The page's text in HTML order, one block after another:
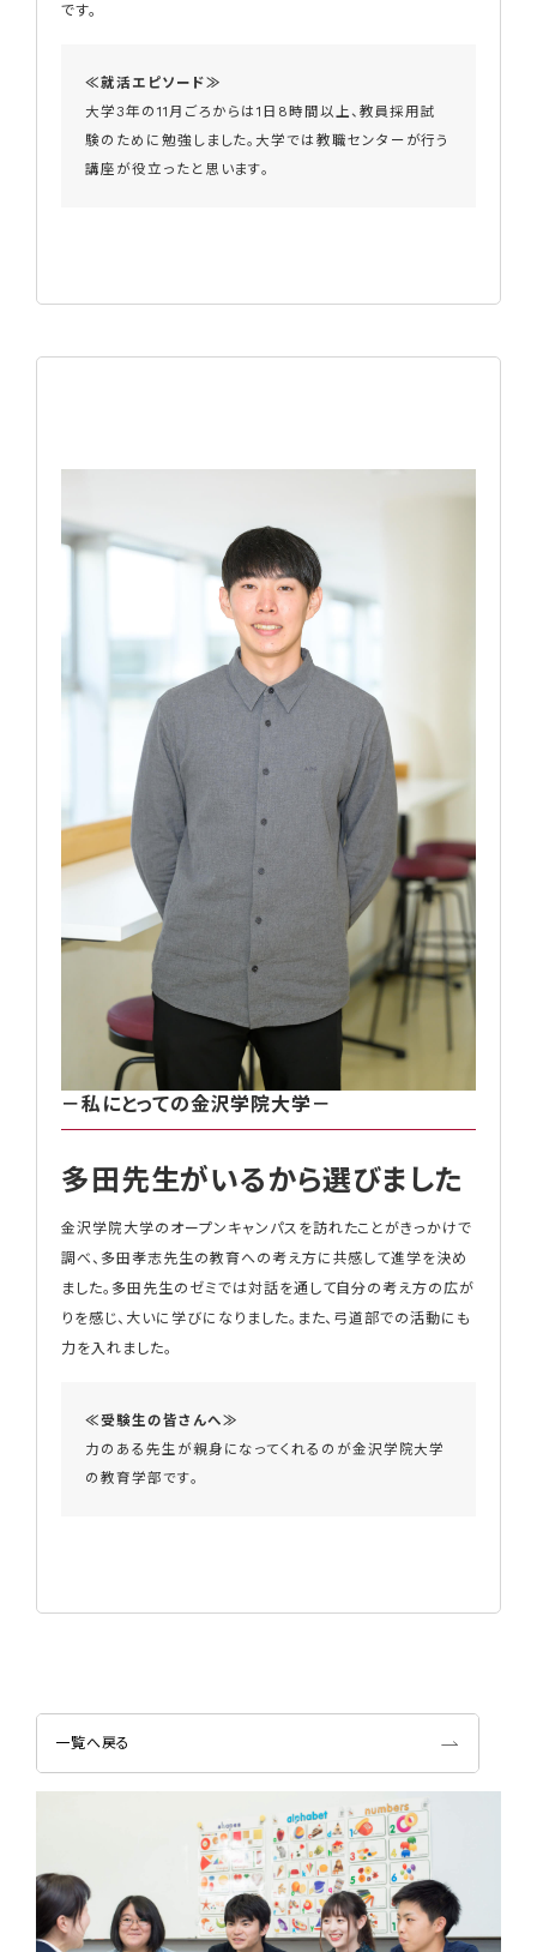
です。
≪就活エピソード≫
大学3年の11月ごろからは1日8時間以上、教員採用試
験のために勉強しました。大学では 教職センター が行う
講座が役立ったと思います。
－私にとっての金沢学院大学－
多田先生がいるから選びました
金沢学院大学の オープンキャンパス を訪れたことがきっかけで
調べ、多田孝志先生の教育への考え方に共感して進学を決め
ました。多田先生のゼミでは対話を通して自分の考え方の広が
りを感じ、大いに学びになりました。また、弓道部での活動にも
力を入れました。
≪受験生の皆さんへ≫
力のある先生が親身になってくれるのが金沢学院大学
の教育学部です。
一覧へ戻る